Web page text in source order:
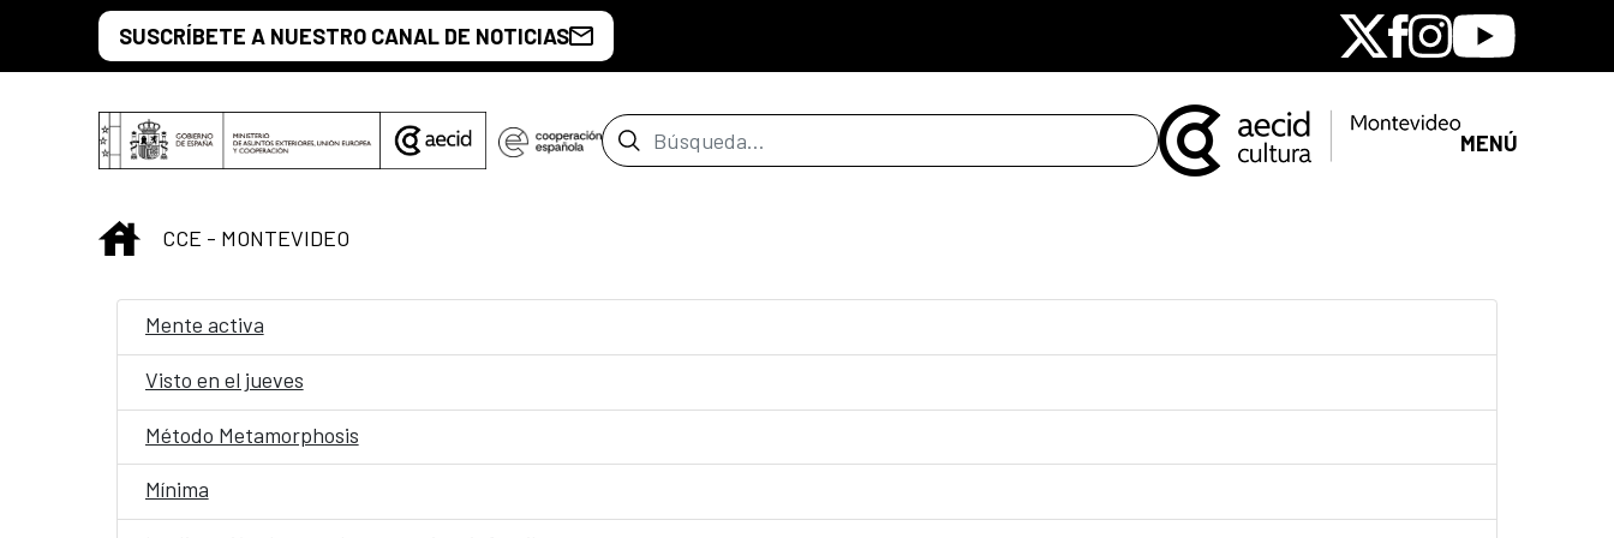
Saltar al contenido principal
SUSCRÍBETE A NUESTRO CANAL DE NOTICIAS X Facebook
Instagram
Youtube
Barra de búsqueda MENÚ
INICIO
CCE - MONTEVIDEO
Mente activa
Visto en el jueves
Método Metamorphosis
Mínima